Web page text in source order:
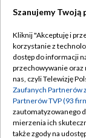
Abonament
Emisja w TVP
Centrum
Naziemna
Szanujemy Twoją
Kliknij "Akceptuję i
korzystanie z
dostęp do informacji
przechowywanie oraz
nas, czyli Telewizję
Zaufanych Partnerów
Partnerów TVP (93
zautomatyzowanego
mierzenia ich
także zgody na